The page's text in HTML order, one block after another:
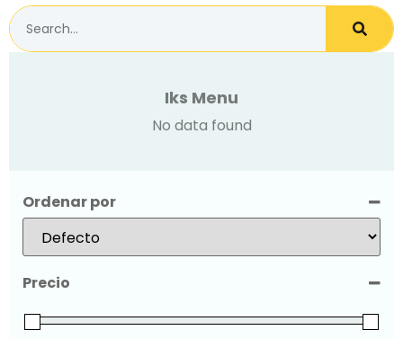
Iks Menu
No data found
Ordenar por
Sort Products
Precio